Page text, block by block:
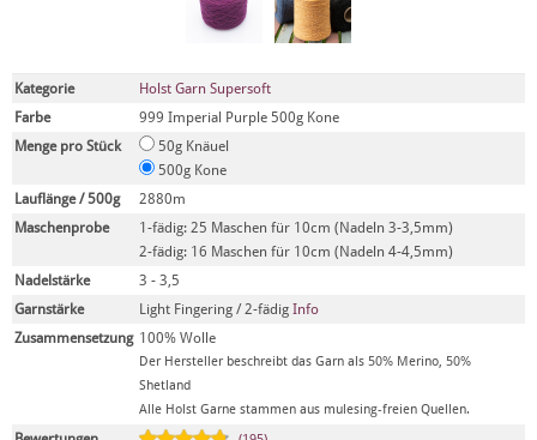
Kategorie
Holst Garn Supersoft
Farbe
999 Imperial Purple 500g Kone
Menge pro Stück
50g Knäuel
500g Kone
Lauflänge / 500g
2880m
Maschenprobe
1-fädig: 25 Maschen für 10cm (Nadeln 3-3,5mm)
2-fädig: 16 Maschen für 10cm (Nadeln 4-4,5mm)
Nadelstärke
3 - 3,5
Garnstärke
Light Fingering / 2-fädig Info
Zusammensetzung 100% Wolle
Der Hersteller beschreibt das Garn als 50% Merino, 50%
Shetland
Alle Holst Garne stammen aus mulesing-freien Quellen.